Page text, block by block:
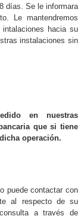
días. Se le informara
Le mantendremos
hacia su
instalaciones sin
en nuestras
que si tiene
operación.
puede contactar con
al respecto de su
a través de